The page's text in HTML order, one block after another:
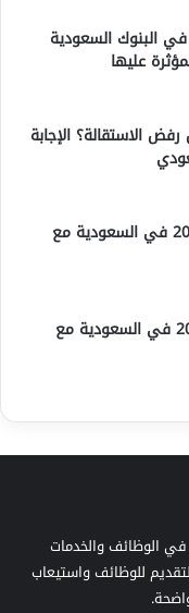
البنوك السعودية
الاستقالة؟ الإجابة
سلم رواتب الضباط 2026 في السعودية مع
سلم رواتب الافراد 2026 في السعودية مع
الوظائف والخدمات
للوظائف واستيعاب